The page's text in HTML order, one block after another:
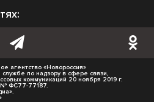
агентство «Новороссия»
по надзору в сфере связи,
коммуникаций 20 ноября 2019 г.
№ ФС77-77187.